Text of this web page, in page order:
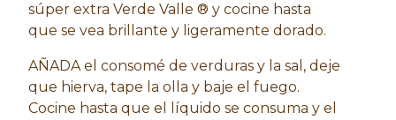
súper extra Verde Valle ® y cocine hasta
que se vea brillante y ligeramente dorado.
AÑADA el consomé de verduras y la sal, deje
que hierva, tape la olla y baje el fuego.
Cocine hasta que el líquido se consuma y el